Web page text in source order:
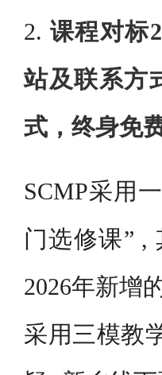
2. 课程对标
站及联系方
式，终身免
SCMP采用
门选修课” ,
2026年新增
采用三模教